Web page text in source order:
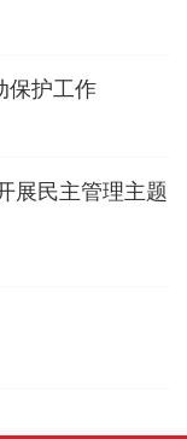
保护工作
展民主管理主题